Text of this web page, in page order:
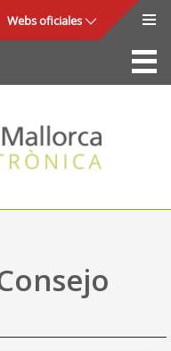
Webs oficiales
La Sede
Consejo de Mallorca
Acceso y seguridad
Utilidades
Mapa web
Ayuda